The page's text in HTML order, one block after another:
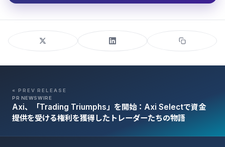
« PREV RELEASE
PR NEWSWIRE
Axi、「Trading Triumphs」を開始：Axi Selectで資金
提供を受ける権利を獲得したトレーダーたちの物語